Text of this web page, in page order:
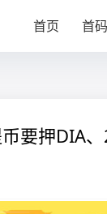
首页 首
币要押DIA